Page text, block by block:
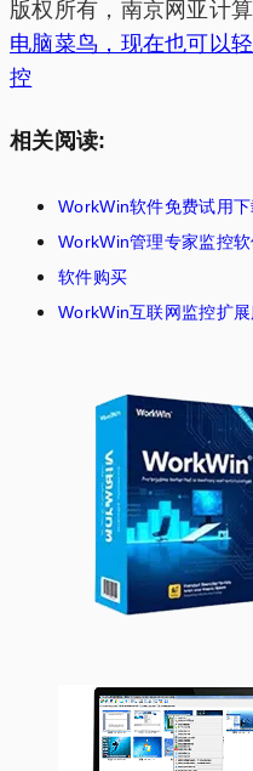
版权所有，南京网亚计
电脑菜鸟，现在也可以
控
相关阅读:
WorkWin软件免费试用
WorkWin管理专家监控
软件购买
WorkWin互联网监控扩